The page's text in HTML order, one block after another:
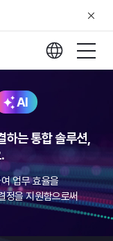
AI
는 통합 솔루션,
업무 효율을
정을 지원함으로써